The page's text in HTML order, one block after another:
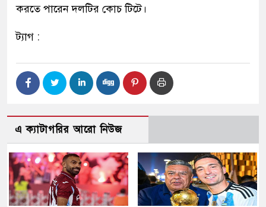
করতে পারেন দলটির কোচ টিটে।
ট্যাগ :
এ ক্যাটাগরির আরো নিউজ